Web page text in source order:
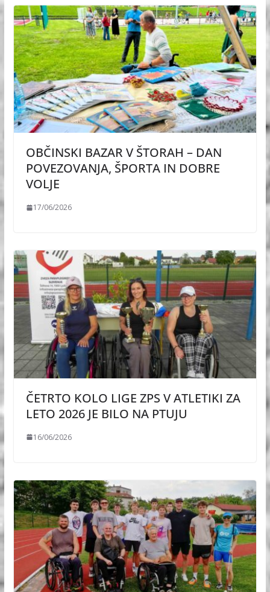
OBČINSKI BAZAR V ŠTORAH – DAN
POVEZOVANJA, ŠPORTA IN DOBRE
VOLJE
17/06/2026
ČETRTO KOLO LIGE ZPS V ATLETIKI ZA
LETO 2026 JE BILO NA PTUJU
16/06/2026